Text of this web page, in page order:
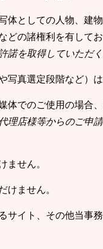
体としての人物、建
の諸権利を有してお
諾を取得していただ
真選定段階など）は
でのご使用の場合、
理店様等からのご申
ません。
けません。
サイト、その他当事